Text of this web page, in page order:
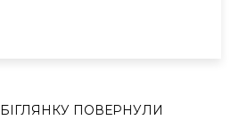
БІГЛЯНКУ ПОВЕРНУЛИ